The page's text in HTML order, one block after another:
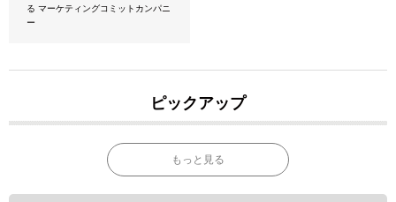
る マーケティングコミットカンパニ
ー
ピックアップ
もっと見る